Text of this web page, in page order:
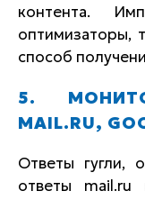
контента.
оптимизаторы,
способ
5.
MAIL.RU,
Ответы гугли,
ответы